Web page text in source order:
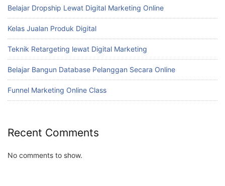
Belajar Dropship Lewat Digital Marketing Online
Kelas Jualan Produk Digital
Teknik Retargeting lewat Digital Marketing
Belajar Bangun Database Pelanggan Secara Online
Funnel Marketing Online Class
Recent Comments
No comments to show.